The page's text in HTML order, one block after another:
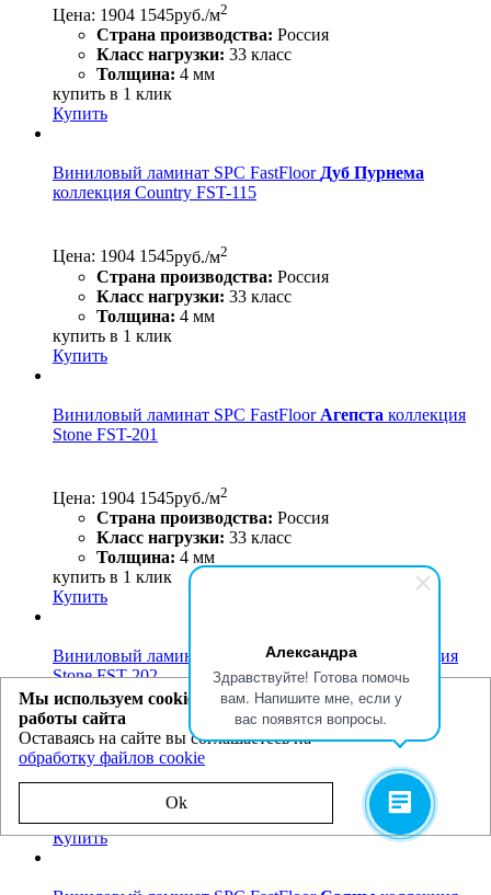
Александра
Здравствуйте! Готова помочь
вам. Напишите мне, если у
вас появятся вопросы.
Цена: 1904 1545руб./м2
Страна производства: Россия
Класс нагрузки: 33 класс
Толщина: 4 мм
купить в 1 клик
Купить
Виниловый ламинат SPC FastFloorДуб Пурнема
коллекция Country FST-115
Цена: 1904 1545руб./м2
Страна производства: Россия
Класс нагрузки: 33 класс
Толщина: 4 мм
купить в 1 клик
Купить
Виниловый ламинат SPC FastFloor Агепста коллекция
Stone FST-201
Цена: 1904 1545руб./м2
Страна производства: Россия
Класс нагрузки: 33 класс
Толщина: 4 мм
купить в 1 клик
Купить
Виниловый ламинат SPC FastFloorШхара
коллекция
Stone FST-202
Цена:1904 1545руб./м
Страна производства:
Класс нагрузки: 33 класс
Толщина: 4 мм
купить в 1 клик
Купить
Мы используем cookie для улучшения
работы сайта
Оставаясь на сайте вы соглашаетесь на
обработку файлов cookie
Ok